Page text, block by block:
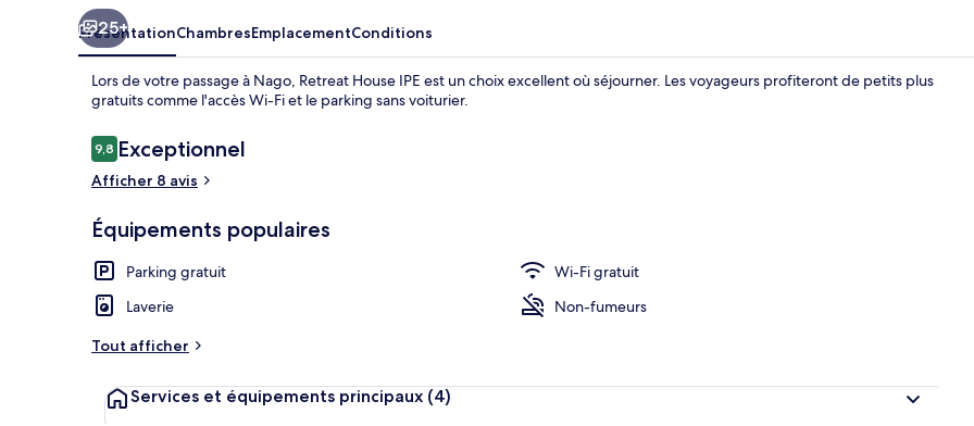
25+
PrésentationChambresEmplacementConditions
Lors de votre passage à Nago, Retreat House IPE est un choix excellent où séjourner. Les voyageurs profiteront de petits plus
gratuits comme l'accès Wi-Fi et le parking sans voiturier.
Avis
voyageurs
9,89,8 sur 10
Exceptionnel
Afficher 8 avis
Équipements populaires
Parking gratuit
Wi-Fi gratuit
Laverie
Non-fumeurs
Tout afficher
Services et équipements principaux (4)